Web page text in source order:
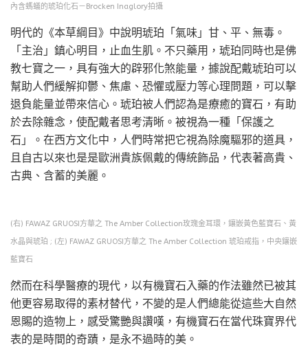
內含螞蟻的琥珀化石－Brocken Inaglory拍攝
明代的《本草綱目》中說明琥珀「氣味」甘、平、無毒。
「主治」鎮心明目，止血生肌。不只藥用，琥珀同時也是佛
教七寶之一，具有強大的辟邪化煞能量，據說配戴琥珀可以
幫助人們緩解抑鬱、焦慮、恐懼或壓力等心理問題，可以擊
退負能量並帶來信心。琥珀被人們認為是療癒的寶石，有助
於去除雜念，使配戴者思考清晰。被視為一種「保護之
石」。在西方文化中，人們時常把它視為除魔驅邪的道具，
且自古以來也是是歐洲貴族佩戴的傳統飾品，代表著高貴、
古典、含蓄的美麗。
(右) FAWAZ GRUOSI方華之 The Amber Collection玫瑰金耳環，鑲嵌黃色藍寶石、黃
水晶與琥珀 ; (左) FAWAZ GRUOSI方華之 The Amber Collection 琥珀戒指，中央鑲嵌
藍寶石
然而在科學醫療的現代，以有機寶石入藥的作法雖然已被其
他更容易取得的素材替代，不變的是人們總能從這些大自然
恩賜的造物上，感受驚艷與讚嘆，有機寶石在當代珠寶界代
表的是時間的奇蹟，是永不過時的美。